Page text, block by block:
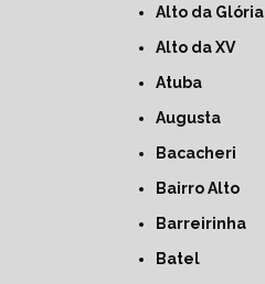
Alto da Glória
Alto da XV
Atuba
Augusta
Bacacheri
Bairro Alto
Barreirinha
Batel